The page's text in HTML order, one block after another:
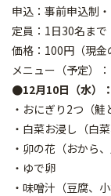
申込：事前申込制
定員：1日30名まで
価格：100円（現金
メニュー（予定）：
●12月10日（水）
・おにぎり2つ（鮭
・白菜お浸し（白
・卯の花（おから
・ゆで卵
・味噌汁（豆腐、